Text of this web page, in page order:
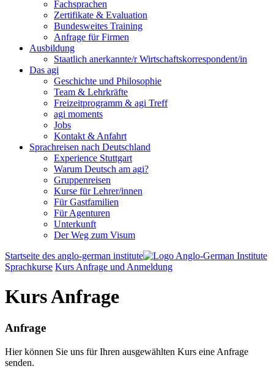
Fachsprachen
Zertifikate & Evaluation
Bundesweites Training
Anfrage für Firmen
Ausbildung
Staatlich anerkannte/r Wirtschaftskorrespondent/in
Das agi
Geschichte und Philosophie
Team & Lehrkräfte
Freizeitprogramm & agi Treff
agi moments
Jobs
Kontakt & Anfahrt
Sprachreisen nach Deutschland
Experience Stuttgart
Warum Deutsch am agi?
Gruppenreisen
Kurse für Lehrer/innen
Für Gastfamilien
Für Agenturen
Unterkunft
Der Weg zum Visum
Startseite des anglo-german institute
Sprachkurse Kurs Anfrage und Anmeldung
Kurs Anfrage
Anfrage
Hier können Sie uns für Ihren ausgewählten Kurs eine Anfrage
senden.